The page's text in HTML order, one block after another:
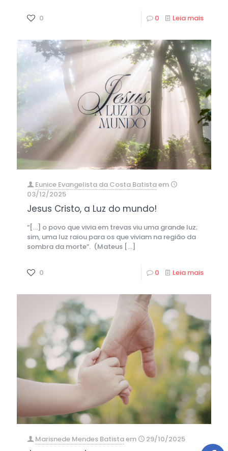
0 0 Leia mais
Eunice Evangelista da Costa Batistaem
03/12/2025
Jesus Cristo, a Luz do mundo!
“[…] o povo que vivia em trevas viu uma grande luz;
sim, uma luz raiou para os que viviam na região da
sombra da morte”. (Mateus […]
0 0 Leia mais
Marisnede Mendes Batistaem 29/10/2025